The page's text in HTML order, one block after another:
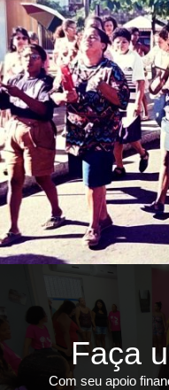
Faça
Com seu apoio